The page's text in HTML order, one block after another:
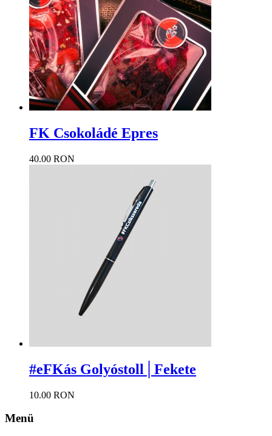
FK Csokoládé Epres
40.00 RON
#eFKás Golyóstoll│Fekete
10.00 RON
Menü